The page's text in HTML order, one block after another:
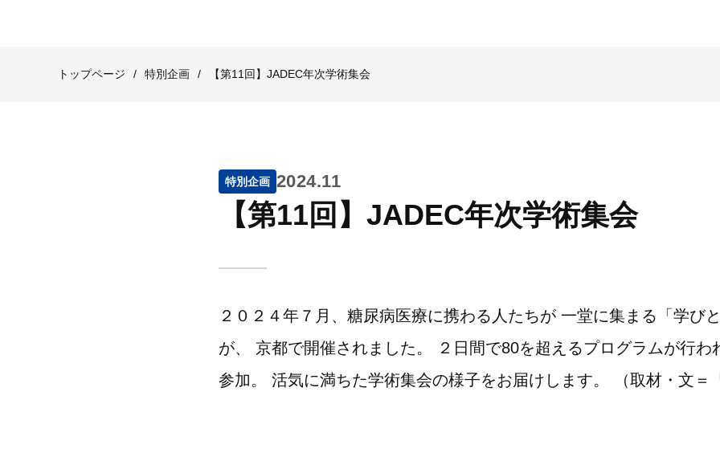
トップページ / 特別企画 / 【第11回】JADEC年次学術集会
特別企画 2024.11
【第11回】JADEC年次学術集会
２０２４年７月、糖尿病医療に携わる人たちが 一堂に集まる「学び
が、 京都で開催されました。 ２日間で80を超えるプログラムが行わ
参加。 活気に満ちた学術集会の様子をお届けします。 （取材・文＝